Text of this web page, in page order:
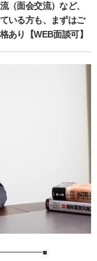
（面会交流）など、
いる方も、まずはご
あり【WEB面談可】